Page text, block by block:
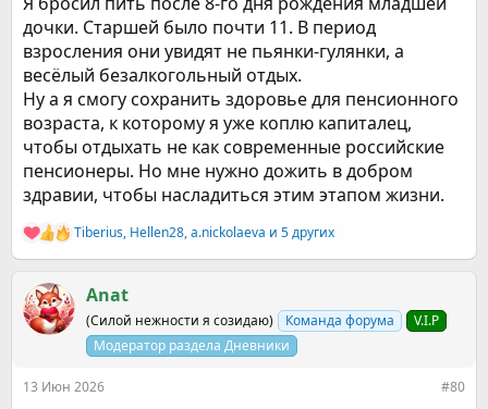
дочки. Старшей было почти 11. В период
взросления они увидят не пьянки-гулянки, а
весёлый безалкогольный отдых.
Ну а я смогу сохранить здоровье для пенсионного
возраста, к которому я уже коплю капиталец,
чтобы отдыхать не как современные российские
пенсионеры. Но мне нужно дожить в добром
здравии, чтобы насладиться этим этапом жизни.
Р
е
к
ц
и
Tiberius, Hellen28,a.nickolaeva и 5 других
Anat
(Силой нежности я созидаю) Команда форума
V.I.P
Модератор раздела Дневники
13 Июн 2026 #80